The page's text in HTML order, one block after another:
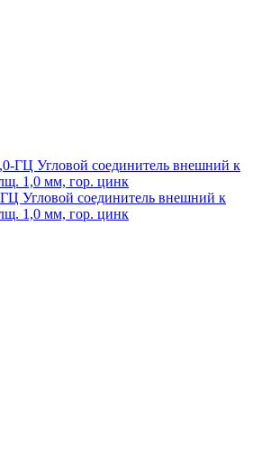
Угловой соединитель внешний к
1,0 мм, гор. цинк